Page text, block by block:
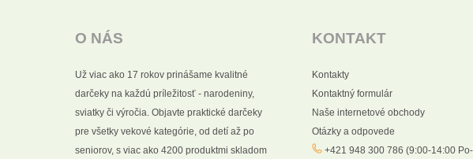
O NÁS
Už viac ako 17 rokov prinášame kvalitné
darčeky na každú príležitosť - narodeniny,
sviatky či výročia. Objavte praktické darčeky
pre všetky vekové kategórie, od detí až po
seniorov, s viac ako 4200 produktmi skladom
KONTAKT
Kontakty
Kontaktný formulár
Naše internetové obchody
Otázky a odpovede
+421 948 300 786 (9:00-14:00